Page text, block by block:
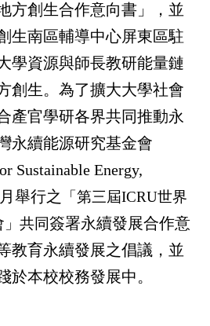
方創生合作意向書」，並
生南區輔導中心屏東區駐
學資源與師長教研能量鏈
創生。 為了擴大大學社會
產官學研各界共同推動永
永續能源研究基金會
Sustainable Energy,
舉行之
「 第三屆ICRU世界
」共同簽署永續發展合作意
教育永續發展之倡議，並
於本校校務發展中。